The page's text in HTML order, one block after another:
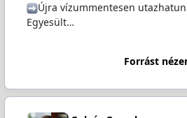
️Újra vízummentesen
Egyesült…
Forrást